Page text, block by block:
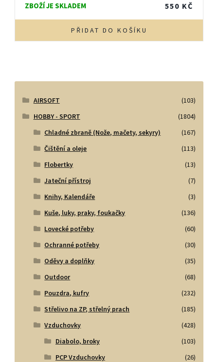
ZBOŽÍ JE SKLADEM 550 KČ
PŘIDAT DO KOŠÍKU
AIRSOFT
(103)
HOBBY - SPORT
(1804)
Chladné zbraně (Nože, mačety, sekyry)
(167)
Čištění a oleje
(113)
Flobertky
(13)
Jateční přístroj
(7)
Knihy, Kalendáře
(3)
Kuše, luky, praky, foukačky
(136)
Lovecké potřeby
(60)
Ochranné potřeby
(30)
Oděvy a doplňky
(35)
Outdoor
(68)
Pouzdra, kufry
(232)
Střelivo na ZP, střelný prach
(185)
Vzduchovky
(428)
Diabolo, broky
(103)
PCP Vzduchovky
(26)